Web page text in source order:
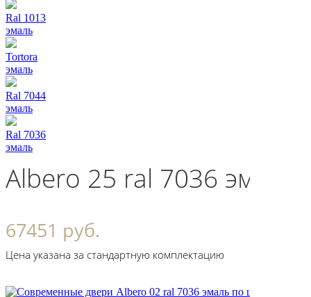
Ral 1013
эмаль
Tortora
эмаль
Ral 7044
эмаль
Ral 7036
эмаль
Albero 25 ral 7036
67451 руб.
Цена указана за стандартную комплектацию